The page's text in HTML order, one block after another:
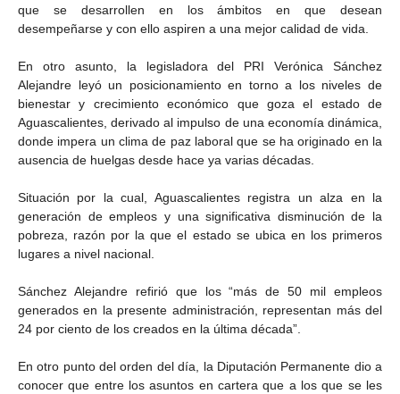
que se desarrollen en los ámbitos en que desean
desempeñarse y con ello aspiren a una mejor calidad de vida.
En otro asunto, la legisladora del PRI Verónica Sánchez
Alejandre leyó un posicionamiento en torno a los niveles de
bienestar y crecimiento económico que goza el estado de
Aguascalientes, derivado al impulso de una economía dinámica,
donde impera un clima de paz laboral que se ha originado en la
ausencia de huelgas desde hace ya varias décadas.
Situación por la cual, Aguascalientes registra un alza en la
generación de empleos y una significativa disminución de la
pobreza, razón por la que el estado se ubica en los primeros
lugares a nivel nacional.
Sánchez Alejandre refirió que los “más de 50 mil empleos
generados en la presente administración, representan más del
24 por ciento de los creados en la última década”.
En otro punto del orden del día, la Diputación Permanente dio a
conocer que entre los asuntos en cartera que a los que se les